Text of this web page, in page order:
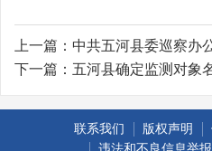
上一篇： 中共五河县委巡察办
下一篇： 五河县确定监测对象
联系我们 版权声明
违法和不良信息举